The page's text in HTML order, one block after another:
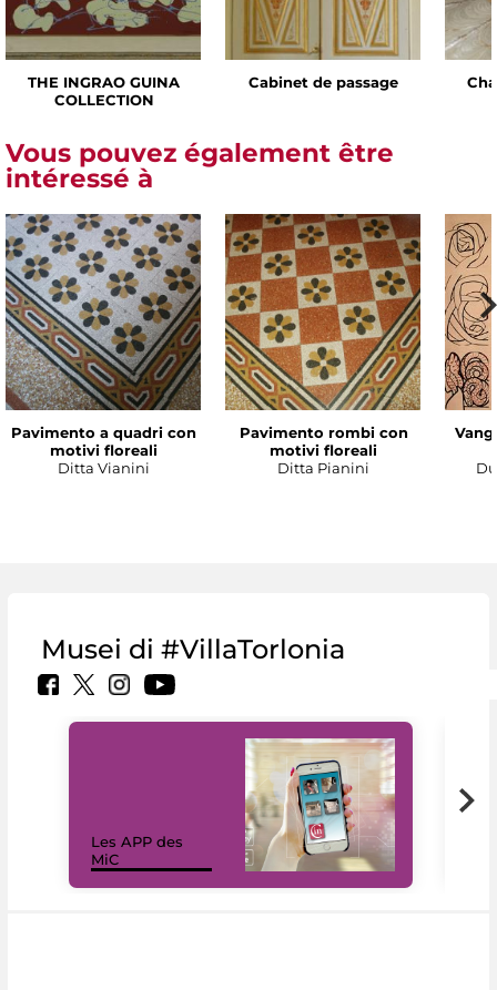
THE INGRAO GUINA
COLLECTION
Cabinet de passage
Vous pouvez également être
intéressé à
Pavimento a quadri con
motivi floreali
Ditta Vianini
Pavimento rombi con
motivi floreali
Ditta Pianini
Musei di #VillaTorlonia
Les APP des
MiC